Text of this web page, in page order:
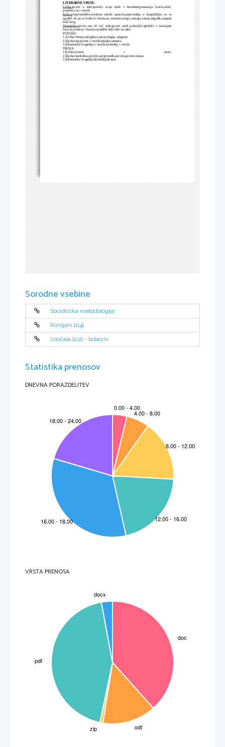
LITERARNE VRSTE:
Lirika:govori   o   sebi,sporoča   svoje   misli   z   besedami,ponazarja   čustva,misli,
pesništvo je v verzih.
Epika:pripovedništvo,bralcem   nekdo   sporoča,pripoveduje   o   dogodkih,ki   so   se
zgodili ali pa se bodo.Je široka,ne zavtema enega samega stanja,dogodka,ampak
širši krog.
Dramatika:govori   ena   ali   več   oseb,govori   pred   poslušalci-gledalci   v   zunanjem
času in prostoru. Nazorno poddbo dobi šele na odru.
POEZIJA:
1.)Lirika=himna,oda,glosa,sonet,elegija, epigram.
2.)Epika=ep,povest v verzih,balada,romanca.
3.)Dramatika=tragedija v verzih,komedija v verzih.
PROZA:
1)Lirika=pesem
v
prozi.
2.)Epika=anekdota,pravljica,pripovedka,novela,povest,roman.
3.)Dramatika=tragedija,komedija,drama.
Sorodne vsebine
Sociološka metodologija
Rimljani [04]
Izločala [02] - bolezni
Statistika prenosov
DNEVNA PORAZDELITEV
VRSTA PRENOSA